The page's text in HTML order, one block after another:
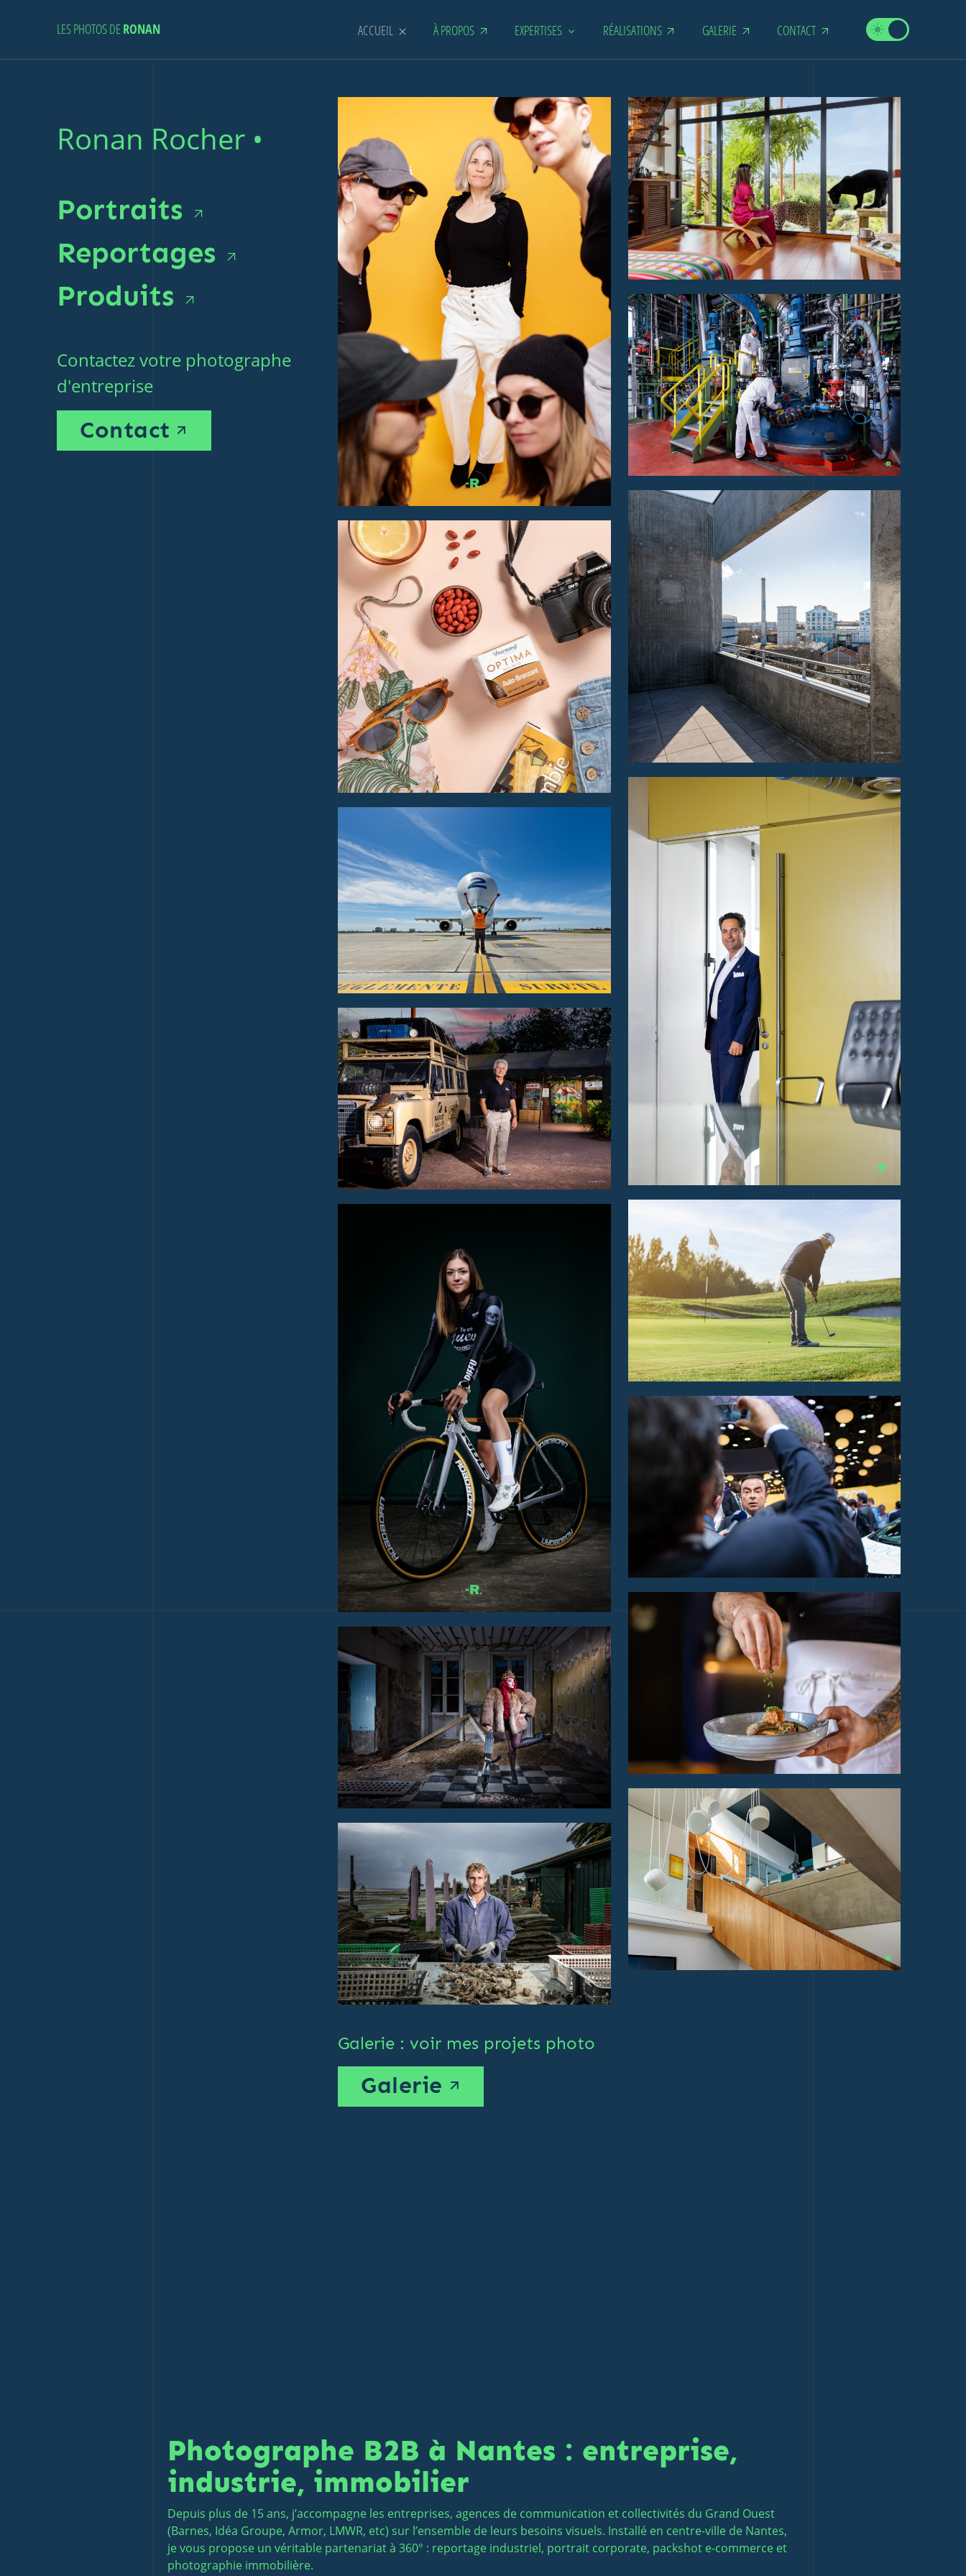
LES PHOTOS DE RONAN ACCUEIL À PROPOS EXPERTISES RÉALISATIONS GALERIE CONTACT
Color
Mode
Ronan
photographe
à
Nantes
Ronan R
Portraits
Reportages
Produits
Contactez votre photographe
d'entreprise
Contact
Galerie : voir mes projets photo
Galerie
Photographe B2B à Nantes : entreprise,
industrie, immobilier
Depuis plus de 15 ans, j’accompagne les entreprises, agences de communication et collectivités du Grand Ouest
(Barnes, Idéa Groupe, Armor, LMWR, etc) sur l’ensemble de leurs besoins visuels. Installé en centre-ville de Nantes,
je vous propose un véritable partenariat à 360° : reportage industriel, portrait corporate, packshot e-commerce et
photographie immobilière.